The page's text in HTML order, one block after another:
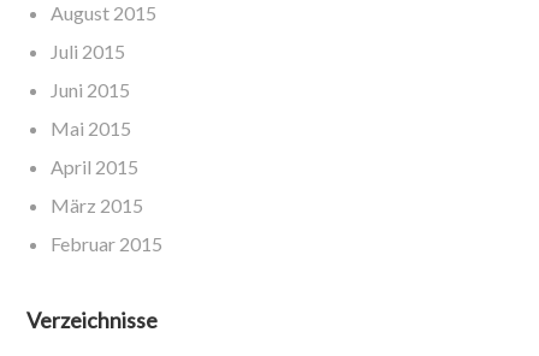
August 2015
Juli 2015
Juni 2015
Mai 2015
April 2015
März 2015
Februar 2015
Verzeichnisse